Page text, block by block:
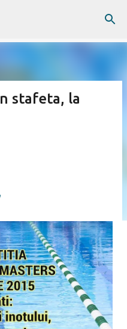
principal
stafeta, la